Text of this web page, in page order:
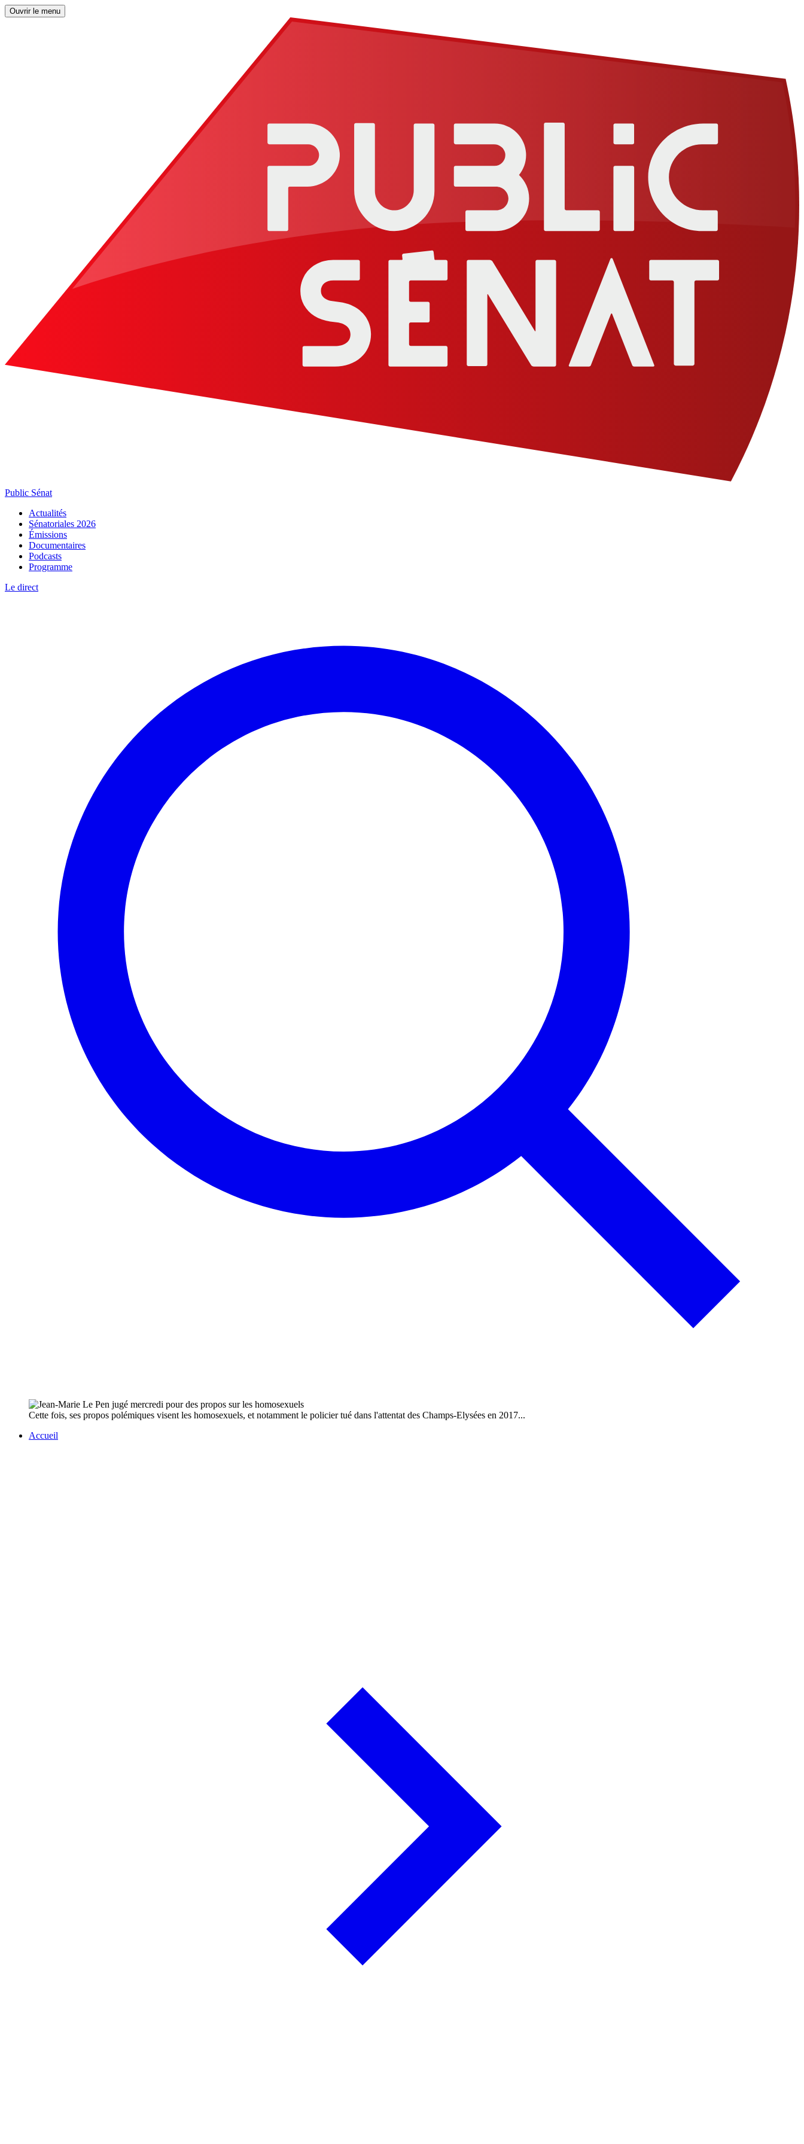
Ouvrir le menu
Public Sénat
Actualités
Sénatoriales 2026
Émissions
Documentaires
Podcasts
Programme
Le direct
Cette fois, ses propos polémiques visent les homosexuels, et notamment le policier tué dans l'attentat des Champs-Elysées en 2017...
Accueil